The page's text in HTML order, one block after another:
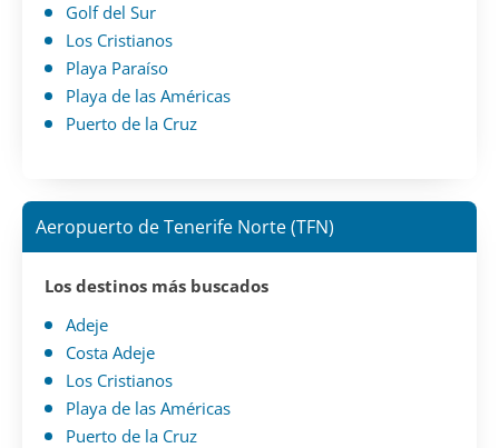
Golf del Sur
Los Cristianos
Playa Paraíso
Playa de las Américas
Puerto de la Cruz
Aeropuerto de Tenerife Norte (TFN)
Los destinos más buscados
Adeje
Costa Adeje
Los Cristianos
Playa de las Américas
Puerto de la Cruz